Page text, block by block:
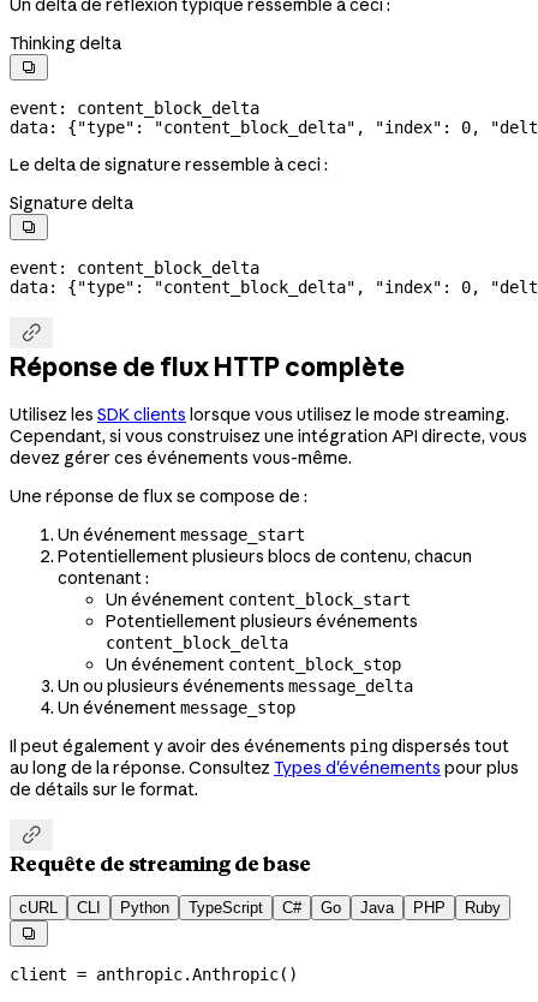
Un delta de réflexion typique ressemble à ceci :
Thinking delta

event: content_block_delta
data: {"type" : "content_block_delta" , "index" : 0,
Le delta de signature ressemble à ceci :
Signature delta

event: content_block_delta
data: {"type" : "content_block_delta" , "index" : 0,

Réponse de flux HTTP complète
Utilisez les SDK clients lorsque vous utilisez le mode streaming.
Cependant, si vous construisez une intégration API directe, vous
devez gérer ces événements vous-même.
Une réponse de flux se compose de :
Un événement message_start
Potentiellement plusieurs blocs de contenu, chacun
contenant :
Un événement content_block_start
Potentiellement plusieurs événements
content_block_delta
Un événement content_block_stop
Un ou plusieurs événements message_delta
Un événement message_stop
Il peut également y avoir des événements pingdispersés tout
au long de la réponse. Consultez Types d'événements pour plus
de détails sur le format.

Requête de streaming de base
cURL CLI Python TypeScript C# Go Java PHP Ruby

client = anthropic.Anthropic()